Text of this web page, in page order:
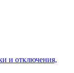
и отключения,